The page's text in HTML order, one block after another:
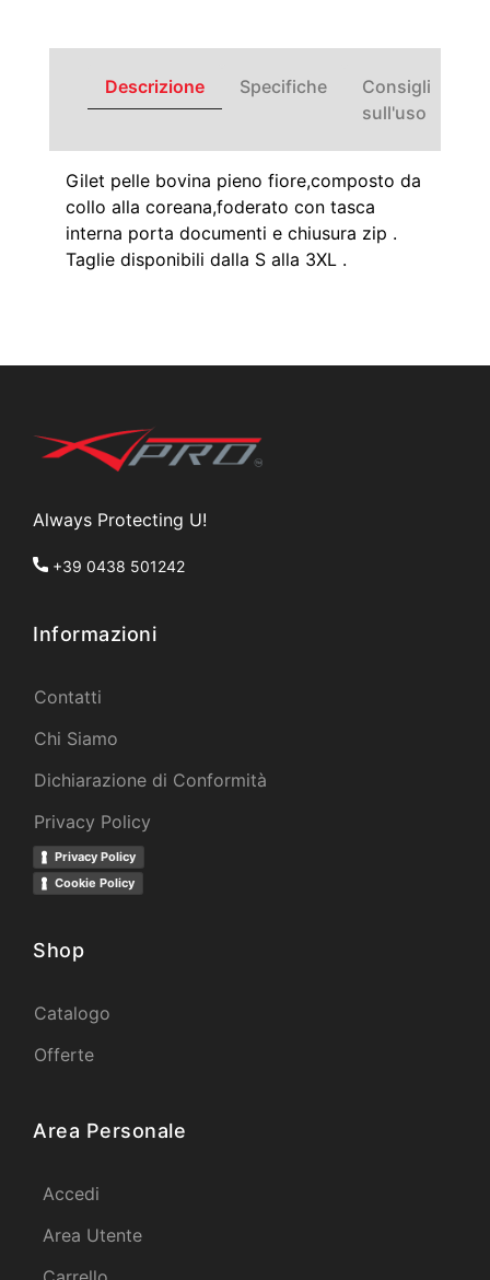
Descrizione Specifiche
Consigli
sull'uso
Gilet pelle bovina pieno fiore,composto da
collo alla coreana,foderato con tasca
interna porta documenti e chiusura zip .
Taglie disponibili dalla S alla 3XL .
Always Protecting U!
+39 0438 501242
Informazioni
Contatti
Chi Siamo
Dichiarazione di Conformità
Privacy Policy
Privacy Policy
Cookie Policy
Shop
Catalogo
Offerte
Area Personale
Accedi
Area Utente